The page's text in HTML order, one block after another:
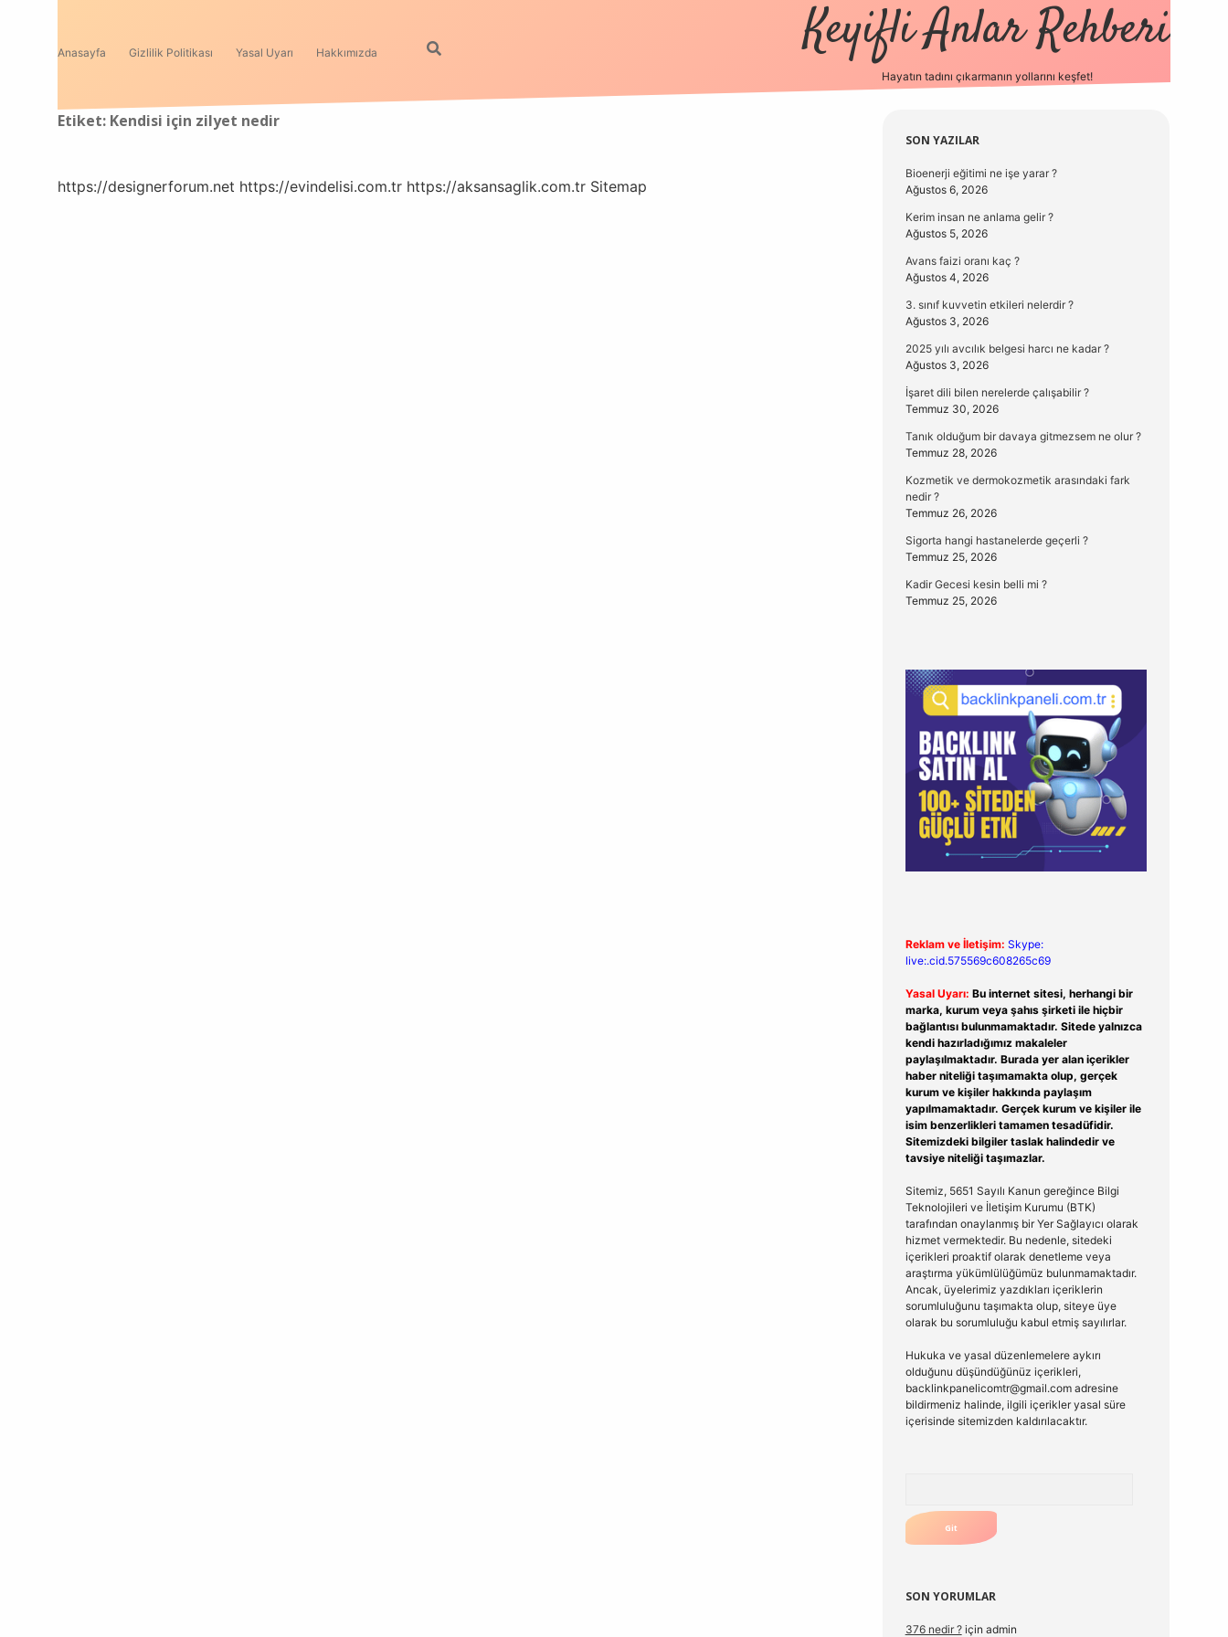
Anasayfa Gizlilik Politikası Yasal Uyarı Hakkımızda Keyifli Anlar Rehberi
Hayatın tadını çıkarmanın yollarını keşfet!
Etiket: Kendisi için zilyet nedir
https://designerforum.net https://evindelisi.com.tr https://aksansaglik.com.tr Sitemap
Sidebar
SON YAZILAR
Bioenerji eğitimi ne işe yarar ?
Ağustos 6, 2026
Kerim insan ne anlama gelir ?
Ağustos 5, 2026
Avans faizi oranı kaç ?
Ağustos 4, 2026
3. sınıf kuvvetin etkileri nelerdir ?
Ağustos 3, 2026
2025 yılı avcılık belgesi harcı ne kadar ?
Ağustos 3, 2026
İşaret dili bilen nerelerde çalışabilir ?
Temmuz 30, 2026
Tanık olduğum bir davaya gitmezsem ne olur ?
Temmuz 28, 2026
Kozmetik ve dermokozmetik arasındaki fark
nedir ?
Temmuz 26, 2026
Sigorta hangi hastanelerde geçerli ?
Temmuz 25, 2026
Kadir Gecesi kesin belli mi ?
Temmuz 25, 2026
Reklam ve İletişim: Skype:
live:.cid.575569c608265c69
Yasal Uyarı: Bu internet sitesi, herhangi bir
marka, kurum veya şahıs şirketi ile hiçbir
bağlantısı bulunmamaktadır. Sitede yalnızca
kendi hazırladığımız makaleler
paylaşılmaktadır. Burada yer alan içerikler
haber niteliği taşımamakta olup, gerçek
kurum ve kişiler hakkında paylaşım
yapılmamaktadır. Gerçek kurum ve kişiler ile
isim benzerlikleri tamamen tesadüfidir.
Sitemizdeki bilgiler taslak halindedir ve
tavsiye niteliği taşımazlar.
Sitemiz, 5651 Sayılı Kanun gereğince Bilgi
Teknolojileri ve İletişim Kurumu (BTK)
tarafından onaylanmış bir Yer Sağlayıcı olarak
hizmet vermektedir. Bu nedenle, sitedeki
içerikleri proaktif olarak denetleme veya
araştırma yükümlülüğümüz bulunmamaktadır.
Ancak, üyelerimiz yazdıkları içeriklerin
sorumluluğunu taşımakta olup, siteye üye
olarak bu sorumluluğu kabul etmiş sayılırlar.
Hukuka ve yasal düzenlemelere aykırı
olduğunu düşündüğünüz içerikleri,
backlinkpanelicomtr@gmail.comadresine
bildirmeniz halinde, ilgili içerikler yasal süre
içerisinde sitemizden kaldırılacaktır.
SON YORUMLAR
376 nedir ?için admin